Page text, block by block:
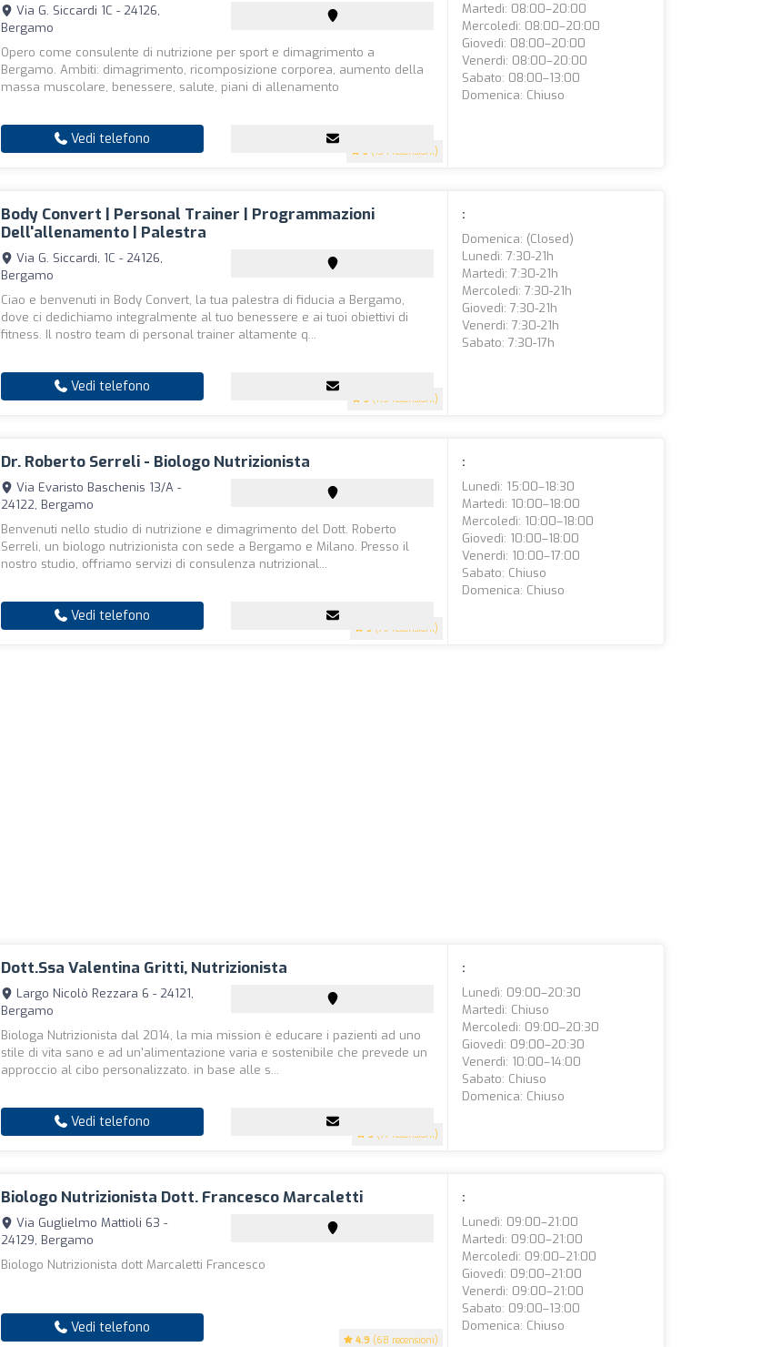
5 (134 recensioni)
Via G. Siccardi 1C - 24126,
Bergamo
Opero come consulente di nutrizione per sport e dimagrimento a
Bergamo. Ambiti: dimagrimento, ricomposizione corporea, aumento della
massa muscolare, benessere, salute, piani di allenamento
Vedi telefono
Martedì: 08:00–20:00
Mercoledì: 08:00–20:00
Giovedì: 08:00–20:00
Venerdì: 08:00–20:00
Sabato: 08:00–13:00
Domenica: Chiuso
Body Convert | Personal Trainer | Programmazioni
Dell'allenamento | Palestra
5 (115 recensioni)
Via G. Siccardi, 1C - 24126,
Bergamo
Ciao e benvenuti in Body Convert, la tua palestra di fiducia a Bergamo,
dove ci dedichiamo integralmente al tuo benessere e ai tuoi obiettivi di
fitness. Il nostro team di personal trainer altamente q...
Vedi telefono
:
Domenica: (closed)
Lunedì: 7:30-21h
Martedì: 7:30-21h
Mercoledì: 7:30-21h
Giovedì: 7:30-21h
Venerdì: 7:30-21h
Sabato: 7:30-17h
Dr. Roberto Serreli - Biologo Nutrizionista
5 (79 recensioni)
Via Evaristo Baschenis 13/A -
24122, Bergamo
Benvenuti nello studio di nutrizione e dimagrimento del Dott. Roberto
Serreli, un biologo nutrizionista con sede a Bergamo e Milano. Presso il
nostro studio, offriamo servizi di consulenza nutrizional...
Vedi telefono
:
Lunedì: 15:00–18:30
Martedì: 10:00–18:00
Mercoledì: 10:00–18:00
Giovedì: 10:00–18:00
Venerdì: 10:00–17:00
Sabato: Chiuso
Domenica: Chiuso
Dott.ssa Valentina Gritti, Nutrizionista
5 (77 recensioni)
Largo Nicolò Rezzara 6 - 24121,
Bergamo
Biologa Nutrizionista dal 2014, la mia mission è educare i pazienti ad uno
stile di vita sano e ad un'alimentazione varia e sostenibile che prevede un
approccio al cibo personalizzato. in base alle s...
Vedi telefono
:
Lunedì: 09:00–20:30
Martedì: Chiuso
Mercoledì: 09:00–20:30
Giovedì: 09:00–20:30
Venerdì: 10:00–14:00
Sabato: Chiuso
Domenica: Chiuso
Biologo Nutrizionista Dott. Francesco Marcaletti
4.9 (68 recensioni)
Via Guglielmo Mattioli 63 -
24129, Bergamo
Biologo Nutrizionista dott Marcaletti Francesco
Vedi telefono
:
Lunedì: 09:00–21:00
Martedì: 09:00–21:00
Mercoledì: 09:00–21:00
Giovedì: 09:00–21:00
Venerdì: 09:00–21:00
Sabato: 09:00–13:00
Domenica: Chiuso